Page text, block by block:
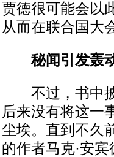
贾德很可能会以
从而在联合国大
秘闻引发轰
不过，书中披
后来没有将这一
尘埃。直到不久
的作者马克·安